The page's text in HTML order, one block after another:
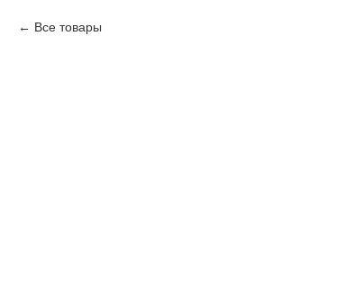
Все товары